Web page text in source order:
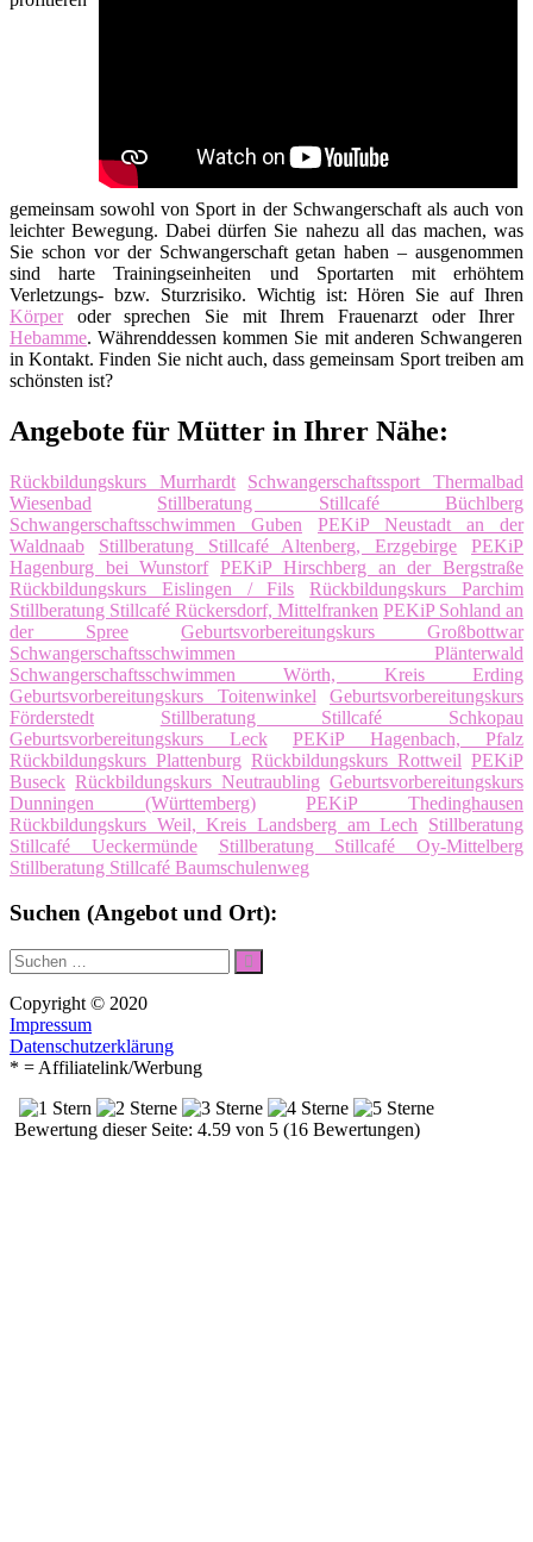
gemeinsam sowohl von Sport in der Schwangerschaft als auch von
leichter Bewegung. Dabei dürfen Sie nahezu all das machen, was
Sie schon vor der Schwangerschaft getan haben – ausgenommen
sind harte Trainingseinheiten und Sportarten mit erhöhtem
Verletzungs- bzw. Sturzrisiko. Wichtig ist: Hören Sie auf Ihren
Körperoder sprechen Sie mit Ihrem Frauenarzt oder Ihrer
Hebamme. Währenddessen kommen Sie mit anderen Schwangeren
in Kontakt. Finden Sie nicht auch, dass gemeinsam Sport treiben am
schönsten ist?
Angebote für Mütter in Ihrer Nähe:
Rückbildungskurs Murrhardt
Schwangerschaftssport Thermalbad
Wiesenbad
Stillberatung Stillcafé Büchlberg
Schwangerschaftsschwimmen Guben
PEKiP Neustadt an der
Waldnaab
Stillberatung Stillcafé Altenberg, Erzgebirge
PEKiP
Hagenburg bei Wunstorf PEKiP Hirschberg an der Bergstraße
Rückbildungskurs Eislingen / Fils
Rückbildungskurs Parchim
Stillberatung Stillcafé Rückersdorf, Mittelfranken PEKiP Sohland an
der Spree
Geburtsvorbereitungskurs Großbottwar
Schwangerschaftsschwimmen Plänterwald
Schwangerschaftsschwimmen Wörth, Kreis Erding
Geburtsvorbereitungskurs Toitenwinkel
Geburtsvorbereitungskurs
Förderstedt
Stillberatung Stillcafé Schkopau
Geburtsvorbereitungskurs Leck
PEKiP Hagenbach, Pfalz
Rückbildungskurs Plattenburg Rückbildungskurs Rottweil PEKiP
Buseck Rückbildungskurs Neutraubling Geburtsvorbereitungskurs
Dunningen (Württemberg)
PEKiP Thedinghausen
Rückbildungskurs Weil, Kreis Landsberg am Lech
Stillberatung
Stillcafé Ueckermünde
Stillberatung Stillcafé Oy-Mittelberg
Stillberatung Stillcafé Baumschulenweg
Suchen (Angebot und Ort):
Suche
nach:
Suchen
Copyright © 2020
Impressum
Datenschutzerklärung
* = Affiliatelink/Werbung
Bewertung dieser Seite: 4.59 von 5 (16 Bewertungen)